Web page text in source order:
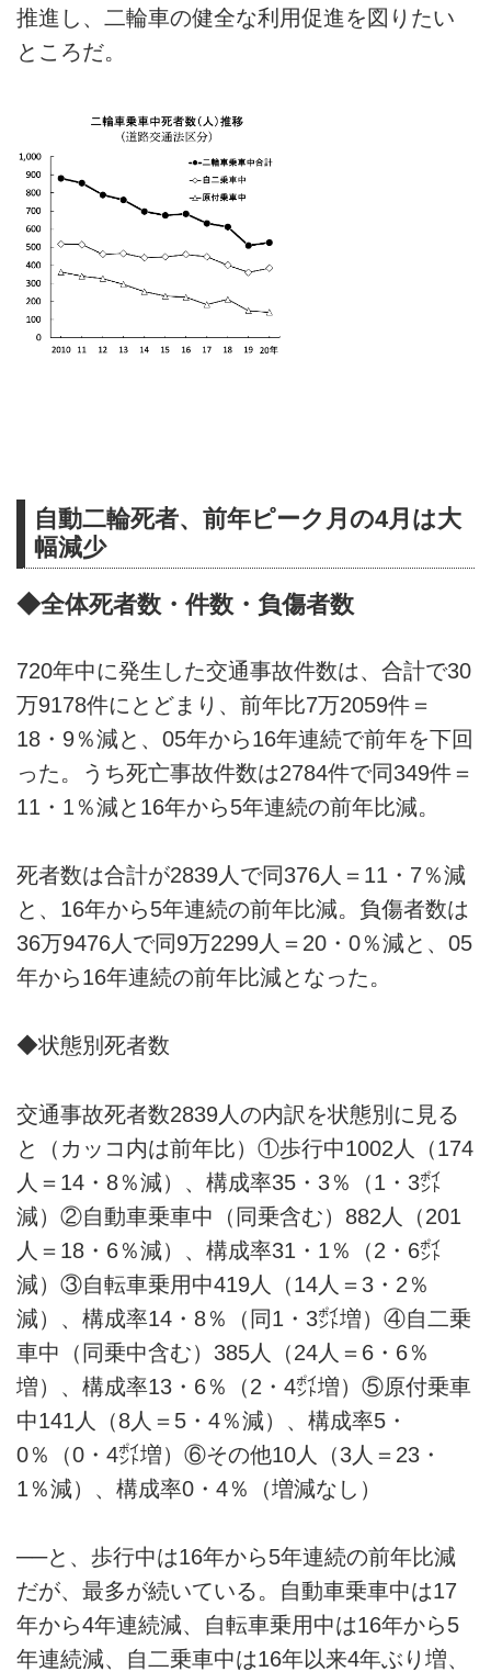
推進し、二輪車の健全な利用促進を図りたい
ところだ。
自動二輪死者、前年ピーク月の4月は大
幅減少
◆全体死者数・件数・負傷者数
720年中に発生した交通事故件数は、合計で30
万9178件にとどまり、前年比7万2059件＝
18・9％減と、05年から16年連続で前年を下回
った。うち死亡事故件数は2784件で同349件＝
11・1％減と16年から5年連続の前年比減。
死者数は合計が2839人で同376人＝11・7％減
と、16年から5年連続の前年比減。負傷者数は
36万9476人で同9万2299人＝20・0％減と、05
年から16年連続の前年比減となった。
◆状態別死者数
交通事故死者数2839人の内訳を状態別に見る
と（カッコ内は前年比）①歩行中1002人（174
人＝14・8％減）、構成率35・3％（1・3㌽
減）②自動車乗車中（同乗含む）882人（201
人＝18・6％減）、構成率31・1％（2・6㌽
減）③自転車乗用中419人（14人＝3・2％
減）、構成率14・8％（同1・3㌽増）④自二乗
車中（同乗中含む）385人（24人＝6・6％
増）、構成率13・6％（2・4㌽増）⑤原付乗車
中141人（8人＝5・4％減）、構成率5・
0％（0・4㌽増）⑥その他10人（3人＝23・
1％減）、構成率0・4％（増減なし）
──と、歩行中は16年から5年連続の前年比減
だが、最多が続いている。自動車乗車中は17
年から4年連続減、自転車乗用中は16年から5
年連続減、自二乗車中は16年以来4年ぶり増、